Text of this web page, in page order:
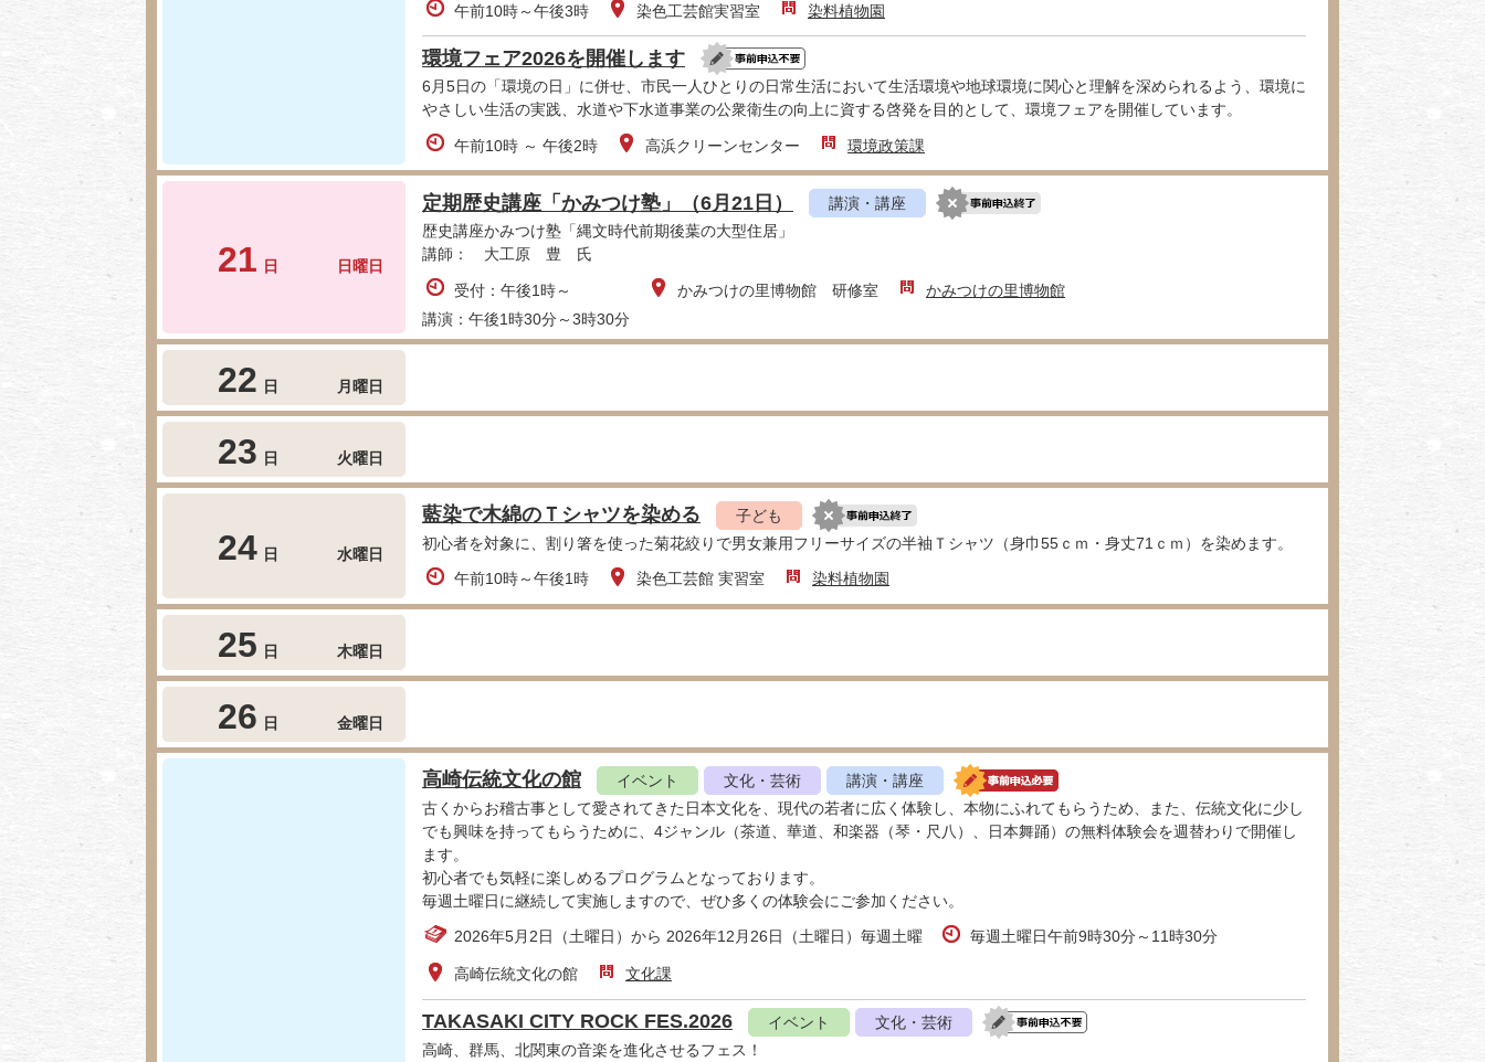
午前10時～午後3時 染色工芸館実習室 染料植物園
環境フェア2026を開催します
6月5日の「環境の日」に併せ、市民一人ひとりの日常生活において生活環境や地球環境に関心と理解を深められるよう、環境に
やさしい生活の実践、水道や下水道事業の公衆衛生の向上に資する啓発を目的として、環境フェアを開催しています。
午前10時 ～ 午後2時 高浜クリーンセンター 環境政策課
21 日 日曜日
定期歴史講座「かみつけ塾」（6月21日）
講演・講座
歴史講座かみつけ塾「縄文時代前期後葉の大型住居」
講師： 大工原 豊 氏
受付：午後1時～
講演：午後1時30分～3時30分
かみつけの里博物館 研修室 かみつけの里博物館
22 日 月曜日
23 日 火曜日
24 日 水曜日
藍染で木綿のＴシャツを染める
子ども
初心者を対象に、割り箸を使った菊花絞りで男女兼用フリーサイズの半袖Ｔシャツ（身巾55ｃｍ・身丈71ｃｍ）を染めます。
午前10時～午後1時 染色工芸館 実習室 染料植物園
25 日 木曜日
26 日 金曜日
高崎伝統文化の館 イベント 文化・芸術
講演・講座
古くからお稽古事として愛されてきた日本文化を、現代の若者に広く体験し、本物にふれてもらうため、また、伝統文化に少し
でも興味を持ってもらうために、4ジャンル（茶道、華道、和楽器（琴・尺八）、日本舞踊）の無料体験会を週替わりで開催し
ます。
初心者でも気軽に楽しめるプログラムとなっております。
毎週土曜日に継続して実施しますので、ぜひ多くの体験会にご参加ください。
2026年5月2日（土曜日）から 2026年12月26日（土曜日）毎週土曜 毎週土曜日午前9時30分～11時30分
高崎伝統文化の館 文化課
TAKASAKI CITY ROCK FES.2026 イベント
文化・芸術
高崎、群馬、北関東の音楽を進化させるフェス！